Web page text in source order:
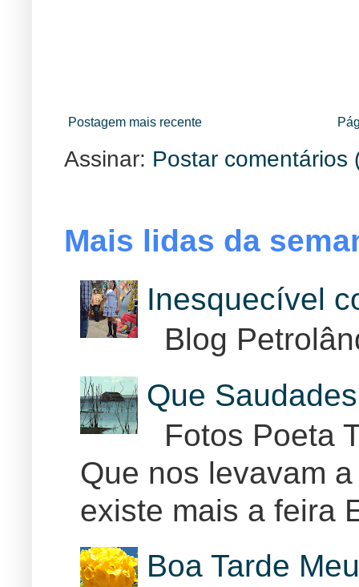
Postagem mais recente
Assinar: Postar comentários
Mais lidas da
Inesquecível
Blog
Que
Fotos Poeta
Que nos levavam
existe mais a feira
Boa Tarde